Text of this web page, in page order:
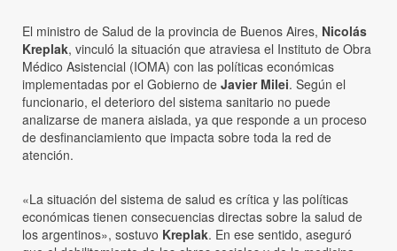
El ministro de Salud de la provincia de Buenos Aires, Nicolás
Kreplak, vinculó la situación que atraviesa el Instituto de Obra
Médico Asistencial (IOMA) con las políticas económicas
implementadas por el Gobierno de Javier Milei. Según el
funcionario, el deterioro del sistema sanitario no puede
analizarse de manera aislada, ya que responde a un proceso
de desfinanciamiento que impacta sobre toda la red de
atención.
«La situación del sistema de salud es crítica y las políticas
económicas tienen consecuencias directas sobre la salud de
los argentinos», sostuvo Kreplak. En ese sentido, aseguró